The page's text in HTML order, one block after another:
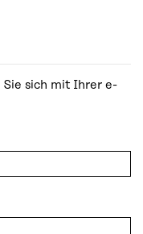
sich mit Ihrer e-